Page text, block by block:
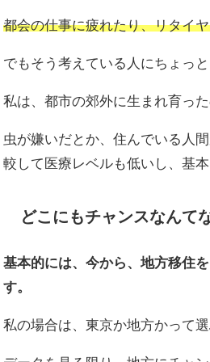
都会の仕事に疲れたり、リタイ
でもそう考えている人にちょっ
私は、都市の郊外に生まれ育っ
虫が嫌いだとか、住んでいる人
較して医療レベルも低いし、基
どこにもチャンスなんて
基本的には、今から、地方移住
す。
私の場合は、東京か地方かって